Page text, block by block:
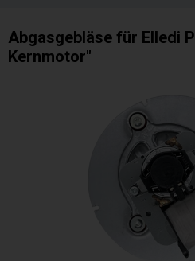
Abgasgebläse für Elledi
Kernmotor"